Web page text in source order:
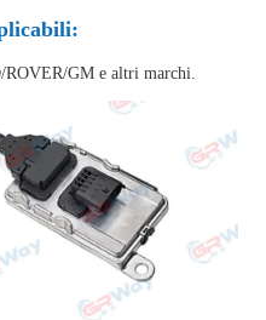
GM e altri marchi.